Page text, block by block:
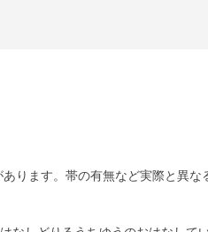
ります。帯の有無など実際と異な